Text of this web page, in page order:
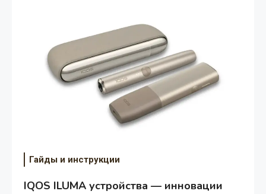
Гайды и инструкции
IQOS ILUMA устройства — инновации